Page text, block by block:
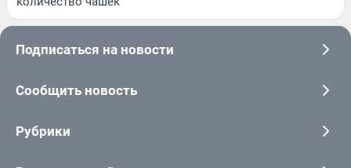
Подписаться на новости
Сообщить новость
Рубрики